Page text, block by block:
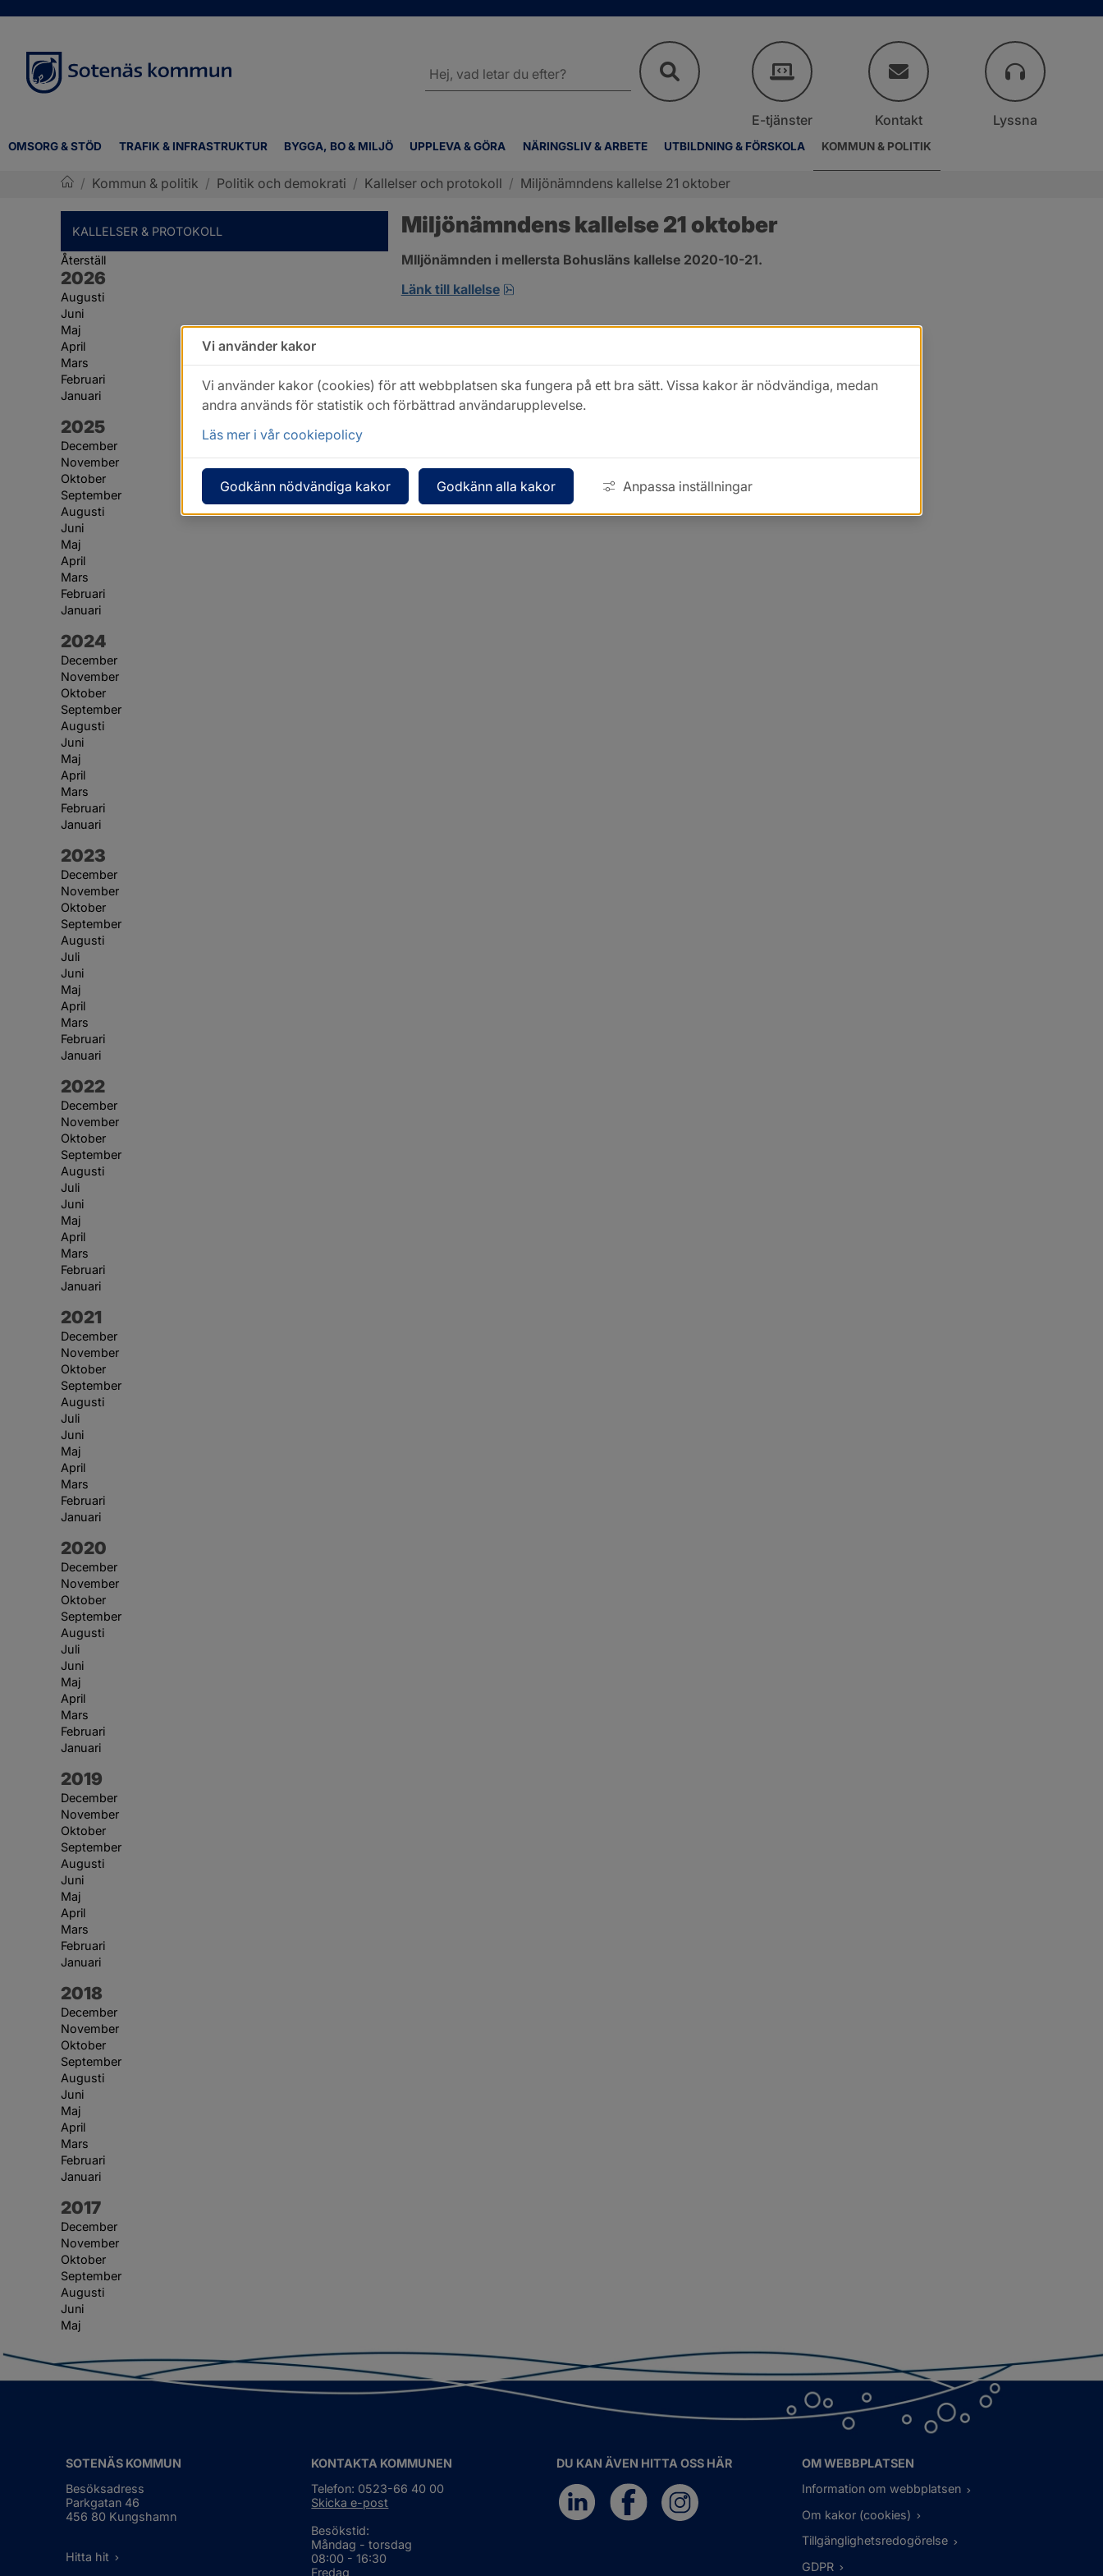
OMSORG & STÖD TRAFIK & INFRASTRUKTUR BYGGA, BO & MILJÖ UPPLEVA & GÖRA NÄRINGSLIV & ARBETE UTBILDNING & FÖRSKOLA KOMMUN & POLITIK
webbplatsen
E-tjänster Kontakt Lyssna
/ Kommun & politik / Politik och demokrati / Kallelser och protokoll / Miljönämndens kallelse 21 oktober
KALLELSER & PROTOKOLL
Återställ
År:
2026
Augusti
Juni
Maj
April
Mars
Februari
Januari
År:
2025
December
November
Oktober
September
Augusti
Juni
Maj
April
Mars
Februari
Januari
År:
2024
December
November
Oktober
September
Augusti
Juni
Maj
April
Mars
Februari
Januari
År:
2023
December
November
Oktober
September
Augusti
Juli
Juni
Maj
April
Mars
Februari
Januari
År:
2022
December
November
Oktober
September
Augusti
Juli
Juni
Maj
April
Mars
Februari
Januari
År:
2021
December
November
Oktober
September
Augusti
Juli
Juni
Maj
April
Mars
Februari
Januari
År:
2020
December
November
Oktober
September
Augusti
Juli
Juni
Maj
April
Mars
Februari
Januari
År:
2019
December
November
Oktober
September
Augusti
Juni
Maj
April
Mars
Februari
Januari
År:
2018
December
November
Oktober
September
Augusti
Juni
Maj
April
Mars
Februari
Januari
År:
2017
December
November
Oktober
September
Augusti
Juni
Maj
Miljönämndens kallelse 21 oktober
MIljönämnden i mellersta Bohusläns kallelse 2020-10-21.
Länk till kallelse
pdf, öppnas i nytt fönster.
SOTENÄS KOMMUN
Besöksadress
Parkgatan 46
456 80 Kungshamn
Hitta hit
KONTAKTA KOMMUNEN
Telefon: 0523-66 40 00
Skicka e-post
Besökstid:
Måndag - torsdag
08:00 - 16:30
Fredag
DU KAN ÄVEN HITTA OSS HÄR
OM WEBBPLATSEN
Information om webbplatsen
Om kakor (cookies)
Tillgänglighetsredogörelse
GDPR
Vi använder kakor
Vi använder kakor (cookies) för att webbplatsen ska fungera på ett bra sätt. Vissa kakor är nödvändiga, medan
andra används för statistik och förbättrad användarupplevelse.
Läs mer i vår cookiepolicy
Godkänn nödvändiga kakor Godkänn alla kakor Anpassa inställningar